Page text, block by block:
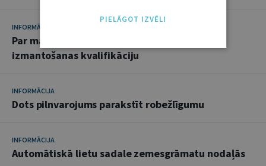
INFORMĀCIJA
Par maksāšanas līdzekļa nolaupīšanas un
izmantošanas kvalifikāciju
INFORMĀCIJA
Dots pilnvarojums parakstīt robežlīgumu
INFORMĀCIJA
Automātiskā lietu sadale zemesgrāmatu nodaļās
PIELĀGOT IZVĒLI